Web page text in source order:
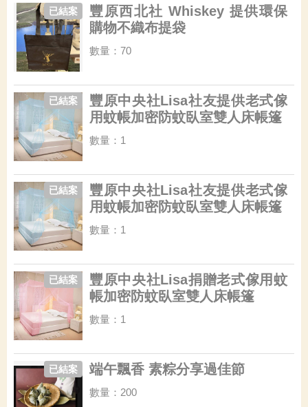
豐原西北社 Whiskey 提供環保
購物不織布提袋
已結案
數量：70
豐原中央社Lisa社友提供老式傢
用蚊帳加密防蚊臥室雙人床帳篷
已結案
數量：1
豐原中央社Lisa社友提供老式傢
用蚊帳加密防蚊臥室雙人床帳篷
已結案
數量：1
豐原中央社Lisa捐贈老式傢用蚊
帳加密防蚊臥室雙人床帳篷
已結案
數量：1
端午飄香 素粽分享過佳節
已結案
數量：200